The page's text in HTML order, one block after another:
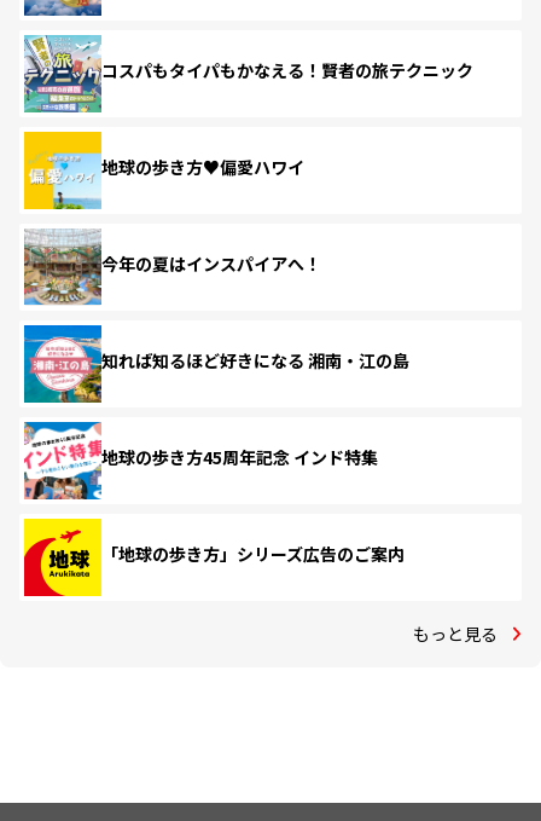
コスパもタイパもかなえる！賢者の旅テクニック
地球の歩き方♥偏愛ハワイ
今年の夏はインスパイアへ！
知れば知るほど好きになる 湘南・江の島
地球の歩き方45周年記念 インド特集
「地球の歩き方」シリーズ広告のご案内
もっと見る